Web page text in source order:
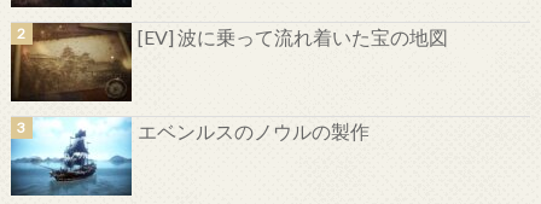
[EV] 波に乗って流れ着いた宝の地図
エベンルスのノウルの製作